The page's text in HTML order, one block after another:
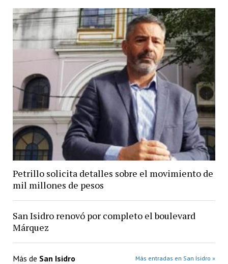
Petrillo solicita detalles sobre el movimiento de
mil millones de pesos
San Isidro renovó por completo el boulevard
Márquez
Más de San Isidro Más entradas en San Isidro »